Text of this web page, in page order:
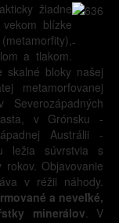
-
žiadne
blízke
a tlakom.
skalné bloky našej
metamorfovanej
v Grónsku -
Austrálii -
ležia súvrstvia s
Objavovanie
v réžii náhody.
a neveľké,
minerálov. V